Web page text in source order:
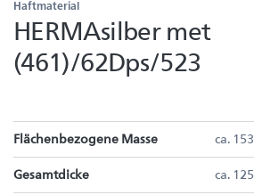
Haftmaterial
HERMAsilber met
(461)/62Dps/523
Flächenbezogene Masse ca.
Gesamtdicke ca.